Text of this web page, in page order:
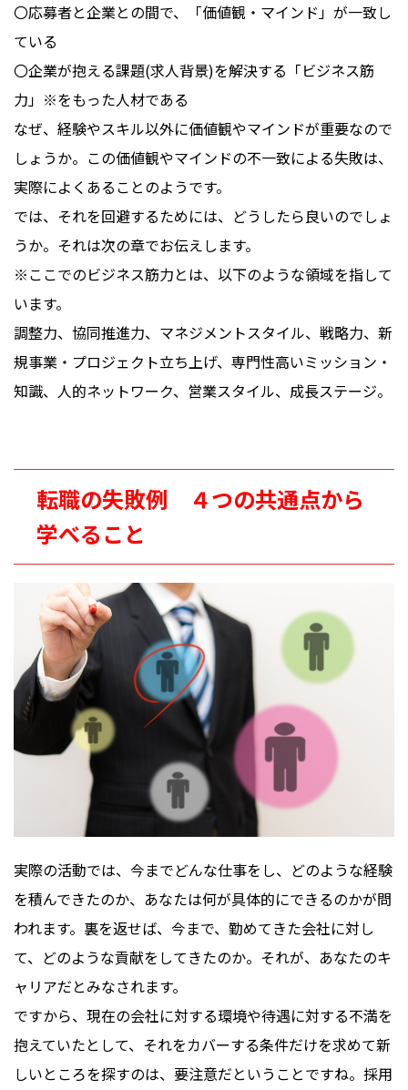
〇応募者と企業との間で、「価値観・マインド」が一致し
ている
〇企業が抱える課題(求人背景)を解決する「ビジネス筋
力」※をもった人材である
なぜ、経験やスキル以外に価値観やマインドが重要なので
しょうか。この価値観やマインドの不一致による失敗は、
実際によくあることのようです。
では、それを回避するためには、どうしたら良いのでしょ
うか。それは次の章でお伝えします。
※ここでのビジネス筋力とは、以下のような領域を指して
います。
調整力、協同推進力、マネジメントスタイル、戦略力、新
規事業・プロジェクト立ち上げ、専門性高いミッション・
知識、人的ネットワーク、営業スタイル、成長ステージ。
転職の失敗例 ４つの共通点から
学べること
実際の活動では、今までどんな仕事をし、どのような経験
を積んできたのか、あなたは何が具体的にできるのかが問
われます。裏を返せば、今まで、勤めてきた会社に対し
て、どのような貢献をしてきたのか。それが、あなたのキ
ャリアだとみなされます。
ですから、現在の会社に対する環境や待遇に対する不満を
抱えていたとして、それをカバーする条件だけを求めて新
しいところを探すのは、要注意だということですね。採用